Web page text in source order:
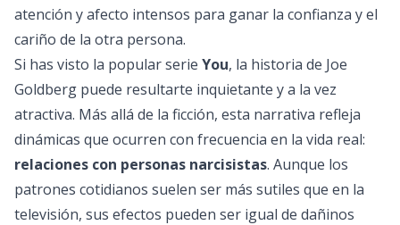
atención y afecto intensos para ganar la confianza y el
cariño de la otra persona.
Si has visto la popular serie You, la historia de Joe
Goldberg puede resultarte inquietante y a la vez
atractiva. Más allá de la ficción, esta narrativa refleja
dinámicas que ocurren con frecuencia en la vida real:
relaciones con personas narcisistas. Aunque los
patrones cotidianos suelen ser más sutiles que en la
televisión, sus efectos pueden ser igual de dañinos